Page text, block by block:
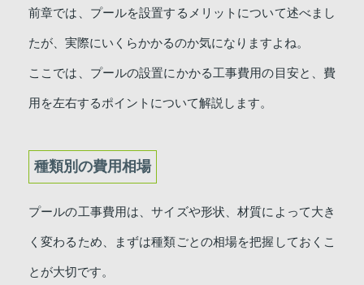
前章では、プールを設置するメリットについて述べまし
たが、実際にいくらかかるのか気になりますよね。
ここでは、プールの設置にかかる工事費用の目安と、費
用を左右するポイントについて解説します。
種類別の費用相場
プールの工事費用は、サイズや形状、材質によって大き
く変わるため、まずは種類ごとの相場を把握しておくこ
とが大切です。